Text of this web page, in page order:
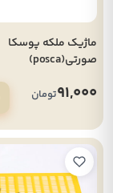
ماژیک ملکه پوسکا
صورتی(posca)
91,000تومان